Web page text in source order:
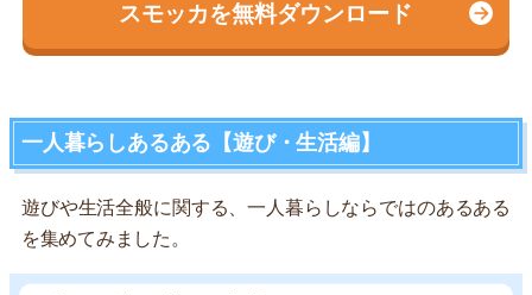
スモッカを無料ダウンロード
一人暮らしあるある【遊び・生活編】
遊びや生活全般に関する、一人暮らしならではのあるある
を集めてみました。